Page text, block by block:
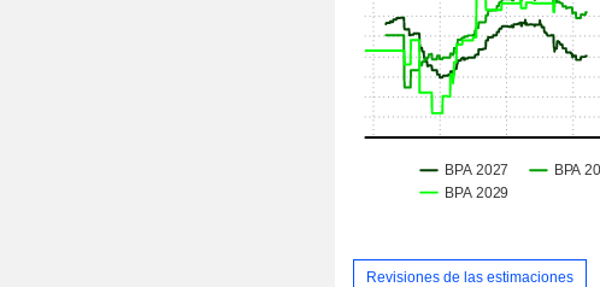
Revisiones de las estimaciones